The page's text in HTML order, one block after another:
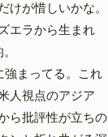
けが惜しいかな。
エラから生まれ
強まってる。これ
人視点のアジア
ら批評性が立ちの